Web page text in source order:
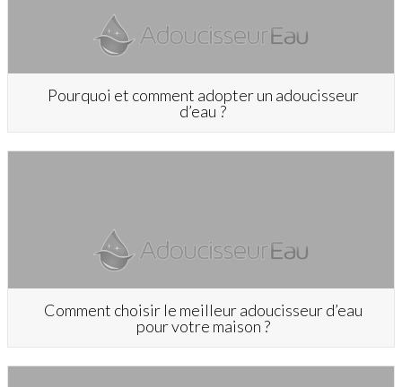
Pourquoi et comment adopter un adoucisseur
d’eau ?
Comment choisir le meilleur adoucisseur d’eau
pour votre maison ?